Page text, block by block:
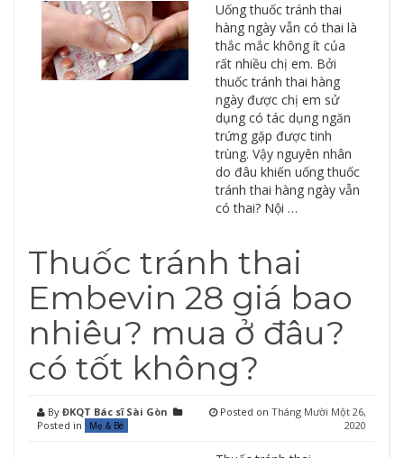
Uống thuốc tránh thai
hàng ngày vẫn có thai là
thắc mắc không ít của
rất nhiều chị em. Bởi
thuốc tránh thai hàng
ngày được chị em sử
dụng có tác dụng ngăn
trứng gặp được tinh
trùng. Vậy nguyên nhân
do đâu khiến uống thuốc
tránh thai hàng ngày vẫn
có thai? Nội …
Thuốc tránh thai
Embevin 28 giá bao
nhiêu? mua ở đâu?
có tốt không?
By ĐKQT Bác sĩ Sài Gòn
Posted in
Mẹ & Bé
Posted on Tháng Mười Một 26,
2020